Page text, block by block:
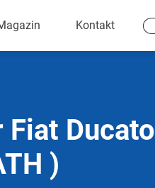
Kontakt
Ducato
)